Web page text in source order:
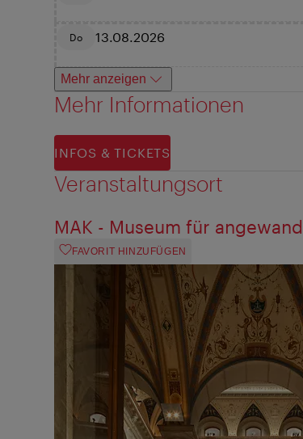
Do 13.08.2026
Mehr anzeigen
Mehr Informationen
INFOS & TICKETS
Veranstaltungsort
MAK - Museum für
FAVORIT HINZUFÜGEN